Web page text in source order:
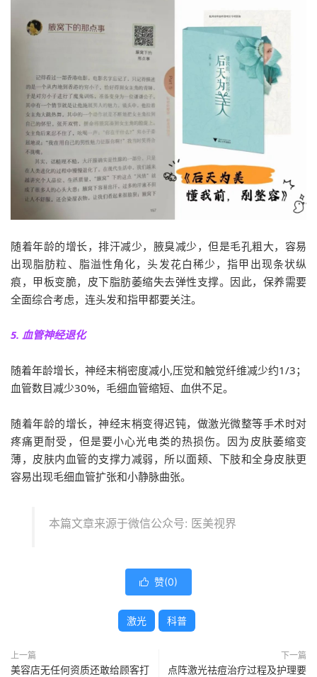
随着年龄的增长，排汗减少，腋臭减少，但是毛孔粗大，容易
出现脂肪粒、脂溢性角化，头发花白稀少，指甲出现条状纵
痕，甲板变脆，皮下脂肪萎缩失去弹性支撑。因此，保养需要
全面综合考虑，连头发和指甲都要关注。
5. 血管神经退化
随着年龄增长，神经末梢密度减小,压觉和触觉纤维减少约1/3；
血管数目减少30%，毛细血管缩短、血供不足。
随着年龄的增长，神经末梢变得迟钝，做激光微整等手术时对
疼痛更耐受，但是要小心光电类的热损伤。因为皮肤萎缩变
薄，皮肤内血管的支撑力减弱，所以面颊、下肢和全身皮肤更
容易出现毛细血管扩张和小静脉曲张。
本篇文章来源于微信公众号: 医美视界
 赞(0)
激光 科普
上一篇
美容店无任何资质还敢给顾客打
下一篇
点阵激光祛痘治疗过程及护理要